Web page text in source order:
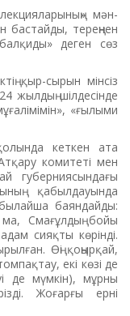
мән-
бастайды, тереңнен
деген сөз
қыр-сырын мінсіз
жылдың шілдесінде
«ғылыми
кеткен ата
комитеті мен
губер­ниясындағы
қабылдауын­да
баяндайды:
Смағұлдың бойы
сияқты көрінді.
Өңі қоңырқай,
екі көзі де
де мүмкін), мұрны
Жоғарғы ерні